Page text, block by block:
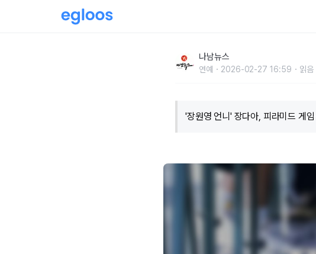
나남뉴스
연예 2026-02-27 16:59 읽음
'장원영 언니' 장다아, 피라미드 게